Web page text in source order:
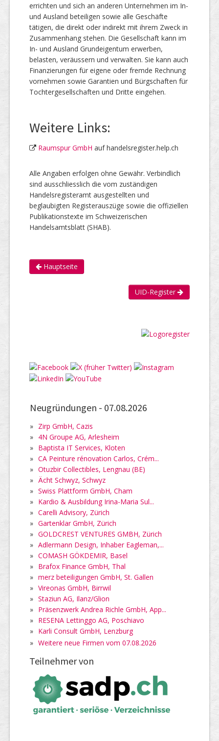
errichten und sich an anderen Unternehmen im In-
und Ausland beteiligen sowie alle Geschäfte
tätigen, die direkt oder indirekt mit ihrem Zweck in
Zusammenhang stehen. Die Gesellschaft kann im
In- und Ausland Grundeigentum erwerben,
belasten, veräussern und verwalten. Sie kann auch
Finanzierungen für eigene oder fremde Rechnung
vornehmen sowie Garantien und Bürgschaften für
Tochtergesellschaften und Dritte eingehen.
Weitere Links:
Raumspur GmbH auf handelsregister.help.ch
Alle Angaben erfolgen ohne Gewähr. Verbindlich
sind ausschliesslich die vom zuständigen
Handelsregisteramt ausgestellten und
beglaubigten Registerauszüge sowie die offiziellen
Publikationstexte im Schweizerischen
Handelsamtsblatt (SHAB).
Hauptseite
UID-Register
Neugründungen - 07.08.2026
» Zirp GmbH, Cazis
» 4N Groupe AG, Arlesheim
» Baptista IT Services, Kloten
» CA Peinture rénovation Carlos, Crém...
» Otuzbir Collectibles, Lengnau (BE)
» Ächt Schwyz, Schwyz
» Swiss Plattform GmbH, Cham
» Kardio & Ausbildung Irina-Maria Sul...
» Carelli Advisory, Zürich
» Gartenklar GmbH, Zürich
» GOLDCREST VENTURES GMBH, Zürich
» Adlermann Design, Inhaber Eagleman,...
» COMASH GÖKDEMIR, Basel
» Brafox Finance GmbH, Thal
» merz beteiligungen GmbH, St. Gallen
» Vireonas GmbH, Birrwil
» Staziun AG, Ilanz/Glion
» Präsenzwerk Andrea Richle GmbH, App...
» RESENA Lettinggo AG, Poschiavo
» Karli Consult GmbH, Lenzburg
» Weitere neue Firmen vom 07.08.2026
Teilnehmer von